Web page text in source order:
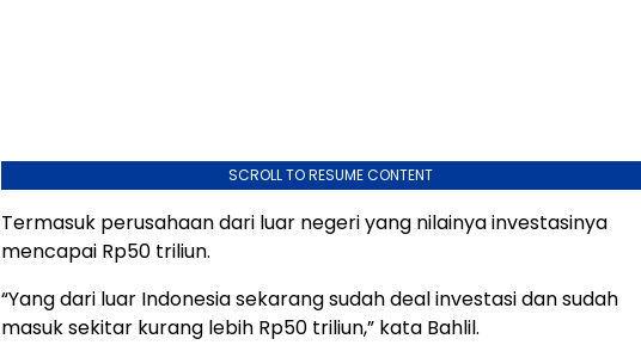
SCROLL TO RESUME CONTENT
Termasuk perusahaan dari luar negeri yang nilainya investasinya
mencapai Rp50 triliun.
“Yang dari luar Indonesia sekarang sudah deal investasi dan sudah
masuk sekitar kurang lebih Rp50 triliun,” kata Bahlil.